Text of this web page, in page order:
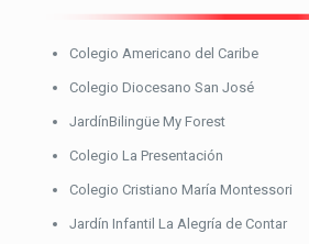
Colegio Americano del Caribe
Colegio Diocesano San José
JardínBilingüe My Forest
Colegio La Presentación
Colegio Cristiano María Montessori
Jardín Infantil La Alegría de Contar